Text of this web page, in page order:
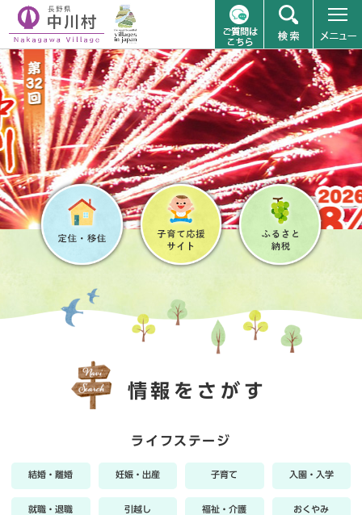
ペ
ー
ジ
の
先
頭
で
す
。
メニューを飛ばして本文へ
情報をさがす
ライフステージ
結婚・離婚 妊娠・出産 子育て 入園・入学
就職・退職 引越し 福祉・介護 おくやみ